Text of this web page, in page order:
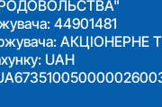
44901481
UAH